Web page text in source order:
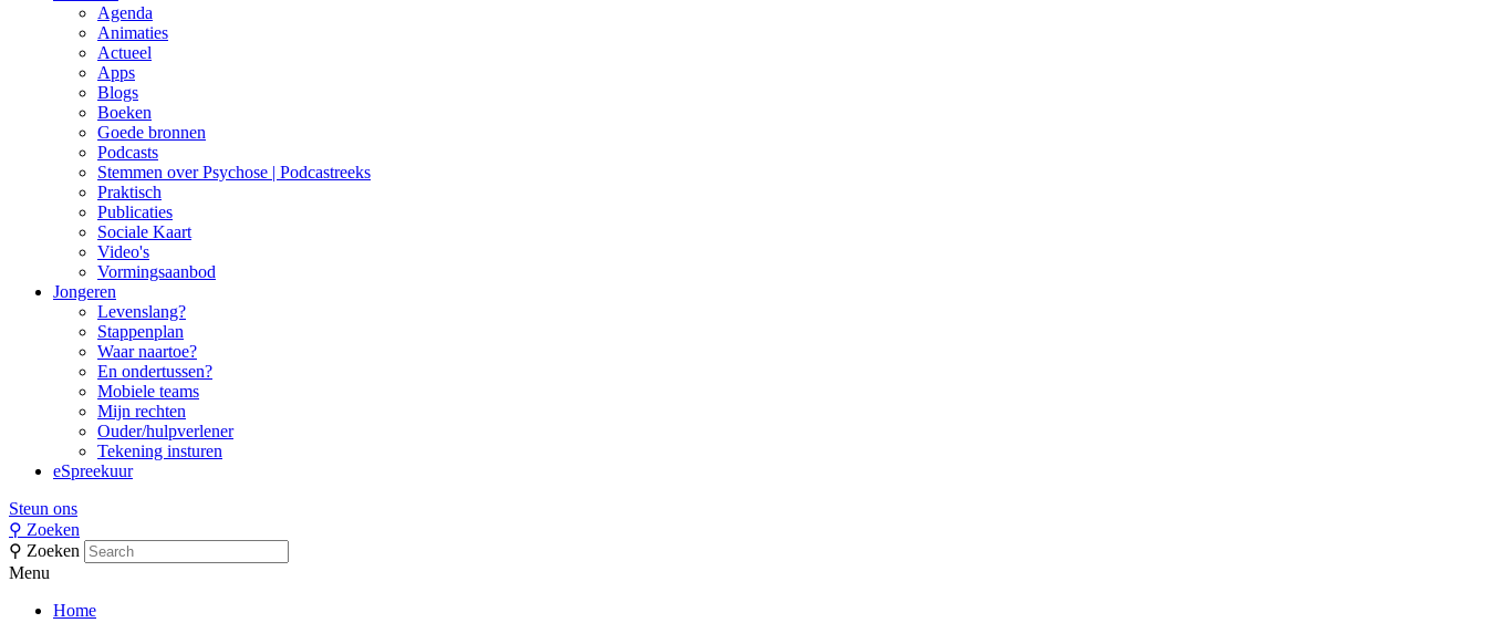
Agenda
Animaties
Actueel
Apps
Blogs
Boeken
Goede bronnen
Podcasts
Stemmen over Psychose | Podcastreeks
Praktisch
Publicaties
Sociale Kaart
Video's
Vormingsaanbod
Jongeren
Levenslang?
Stappenplan
Waar naartoe?
En ondertussen?
Mobiele teams
Mijn rechten
Ouder/hulpverlener
Tekening insturen
eSpreekuur
Steun ons
⚲ Zoeken
⚲ Zoeken
Menu
Home